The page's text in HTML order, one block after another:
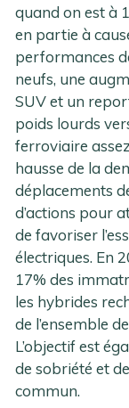
quand on est à
en partie à
performances
neufs, une
SUV et un
poids lourds
ferroviaire
hausse de la
déplacements
d’actions pour
de favoriser
électriques. En
17% des
les hybrides
de l’ensemble
L’objectif est
de sobriété et
commun.